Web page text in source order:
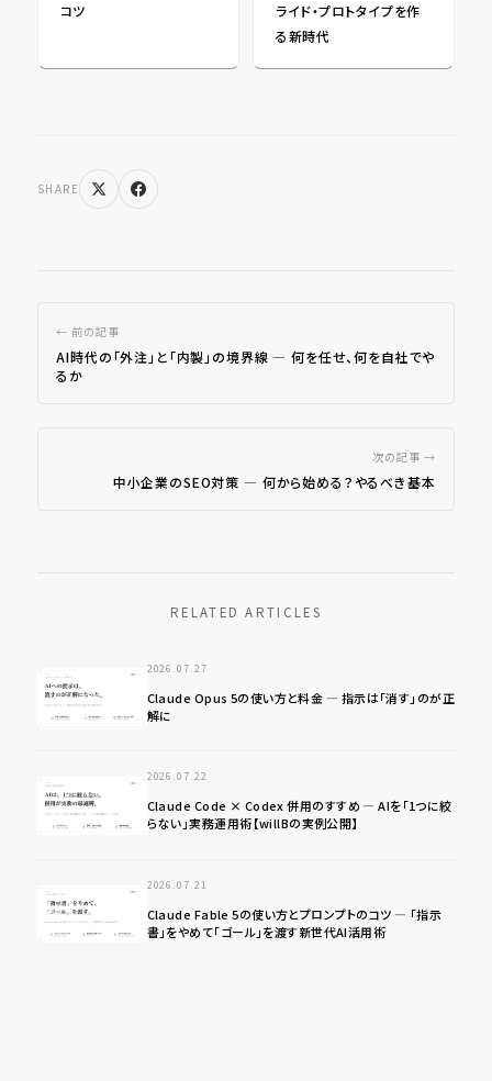
コツ
ライド・プロトタイプを作
る新時代
SHARE
← 前の記事
AI時代の「外注」と「内製」の境界線 ― 何を任せ、何を自社でや
るか
次の記事 →
中小企業のSEO対策 ― 何から始める？やるべき基本
RELATED ARTICLES
2026.07.27
Claude Opus 5の使い方と料金 ― 指示は「消す」のが正
解に
2026.07.22
Claude Code × Codex 併用のすすめ ― AIを「1つに絞
らない」実務運用術【willBの実例公開】
2026.07.21
Claude Fable 5の使い方とプロンプトのコツ ― 「指示
書」をやめて「ゴール」を渡す新世代AI活用術